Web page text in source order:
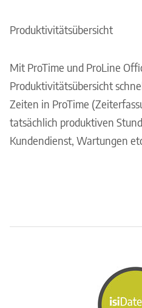
Produktivitätsübersicht
Mit ProTime und ProLine
Produktivitätsübersicht
Zeiten in ProTime
tatsächlich produktiven
Kundendienst, Wartungen